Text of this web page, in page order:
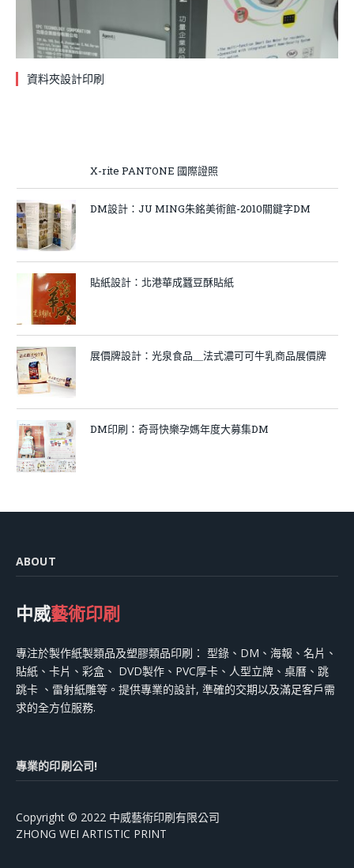
資料夾設計印刷
X-rite PANTONE 國際證照
DM設計：JU MING朱銘美術館-2010關鍵字DM
貼紙設計：北港華成蠶豆酥貼紙
展價牌設計：光泉食品＿法式濃可可牛乳商品展價牌
DM印刷：奇哥快樂孕媽年度大募集DM
ABOUT
中威藝術印刷
專注於製作紙製類品及塑膠類品印刷： 型錄、DM、海報、名片、
貼紙、卡片、彩盒、 DVD製作、PVC厚卡、人型立牌、桌曆、跳
跳卡 、雷射紙雕等。提供專業的設計, 準確的交期以及滿足客戶需
求的全方位服務.
專業的印刷公司!
Copyright © 2022 中威藝術印刷有限公司
ZHONG WEI ARTISTIC PRINT